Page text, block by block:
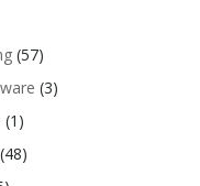
(57)
(3)
(1)
(48)